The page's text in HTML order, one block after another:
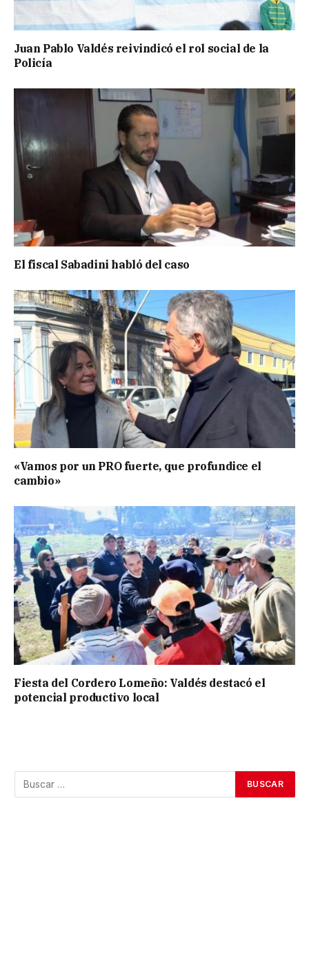
Juan Pablo Valdés reivindicó el rol social de la
Policía
El fiscal Sabadini habló del caso
«Vamos por un PRO fuerte, que profundice el
cambio»
Fiesta del Cordero Lomeño: Valdés destacó el
potencial productivo local